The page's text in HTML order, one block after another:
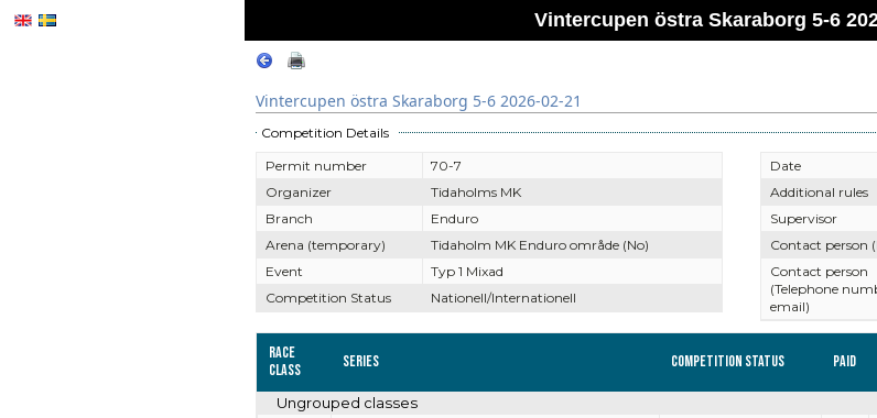
Vintercupen östra Skaraborg 5-6
Vintercupen östra Skaraborg 5-6 2026-02-21
Competition Details
Permit number
70-7
Organizer
Tidaholms MK
Branch
Enduro
Arena (temporary)
Tidaholm MK Enduro område (No)
Event
Typ 1 Mixad
Competition Status
Nationell/Internationell
Date
Additional rules
Supervisor
Contact person
Contact person
(Telephone
email)
Race
Class
Series Competition Status Paid
Ungrouped classes